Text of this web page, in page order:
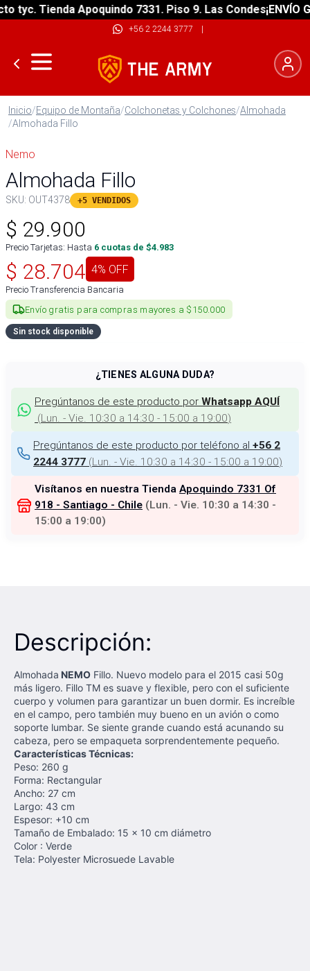
Tienda Apoquindo 7331. Piso 9. Las Condes¡ENVÍO
+56 2 2244 3777 |
Inicio/Equipo de Montaña/Colchonetas y Colchones/Almohada
/Almohada Fillo
Nemo
Almohada Fillo
SKU: OUT4378 +5 VENDIDOS
$ 29.900
Precio Tarjetas: Hasta 6 cuotas de $4.983
$ 28.704 4% OFF
Precio Transferencia Bancaria
Envío gratis para compras mayores a $150.000
Sin stock disponible
¿TIENES ALGUNA DUDA?
Pregúntanos de este producto por Whatsapp AQUÍ
(Lun. - Vie. 10:30 a 14:30 - 15:00 a 19:00)
Pregúntanos de este producto por teléfono al +56 2
2244 3777 (Lun. - Vie. 10:30 a 14:30 - 15:00 a 19:00)
Visítanos en nuestra Tienda Apoquindo 7331 Of
918 - Santiago - Chile (Lun. - Vie. 10:30 a 14:30 -
15:00 a 19:00)
Descripción:
Almohada NEMO Fillo. Nuevo modelo para el 2015 casi 50g
más ligero. Fillo TM es suave y flexible, pero con el suficiente
cuerpo y volumen para garantizar un buen dormir. Es increíble
en el campo, pero también muy bueno en un avión o como
soporte lumbar. Se siente grande cuando está acunando su
cabeza, pero se empaqueta sorprendentemente pequeño.
Características Técnicas:
Peso: 260 g
Forma: Rectangular
Ancho: 27 cm
Largo: 43 cm
Espesor: +10 cm
Tamaño de Embalado: 15 x 10 cm diámetro
Color : Verde
Tela: Polyester Microsuede Lavable